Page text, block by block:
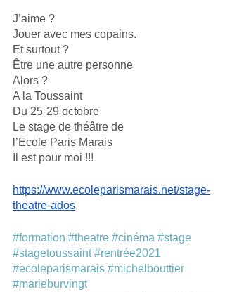
J’aime ?
Jouer avec mes copains.
Et surtout ?
Être une autre personne
Alors ?
A la Toussaint
Du 25-29 octobre
Le stage de théâtre de
l’Ecole Paris Marais
Il est pour moi !!!
https://www.ecoleparismarais.net/stage-
theatre-ados
#formation #theatre #cinéma #stage
#stagetoussaint #rentrée2021
#ecoleparismarais #michelbouttier
#marieburvingt